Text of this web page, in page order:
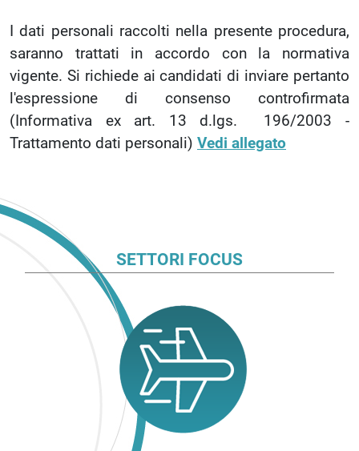
I dati personali raccolti nella presente procedura,
saranno trattati in accordo con la normativa
vigente. Si richiede ai candidati di inviare pertanto
l'espressione di consenso controfirmata
(Informativa ex art. 13 d.lgs. 196/2003 -
Trattamento dati personali) Vedi allegato
SETTORI FOCUS